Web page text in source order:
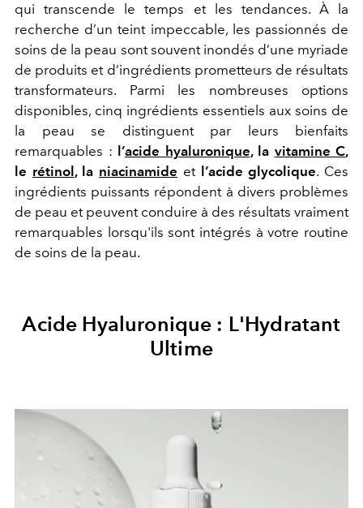
qui transcende le temps et les tendances. À la
recherche d’un teint impeccable, les passionnés de
soins de la peau sont souvent inondés d’une myriade
de produits et d’ingrédients prometteurs de résultats
transformateurs. Parmi les nombreuses options
disponibles, cinq ingrédients essentiels aux soins de
la peau se distinguent par leurs bienfaits
remarquables : l’acide hyaluronique, la vitamine C,
le rétinol , la niacinamide etl’acide glycolique. Ces
ingrédients puissants répondent à divers problèmes
de peau et peuvent conduire à des résultats vraiment
remarquables lorsqu'ils sont intégrés à votre routine
de soins de la peau.
Acide Hyaluronique : L'Hydratant
Ultime